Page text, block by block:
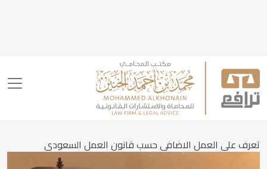
تعرف على العمل الاضافي حسب قانون العمل السعودي